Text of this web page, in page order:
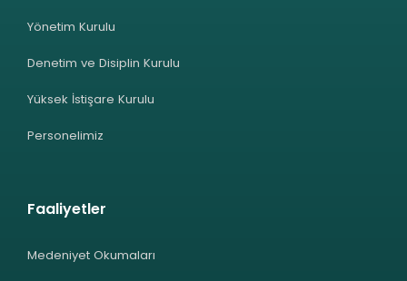
Yönetim Kurulu
Denetim ve Disiplin Kurulu
Yüksek İstişare Kurulu
Personelimiz
Faaliyetler
Medeniyet Okumaları